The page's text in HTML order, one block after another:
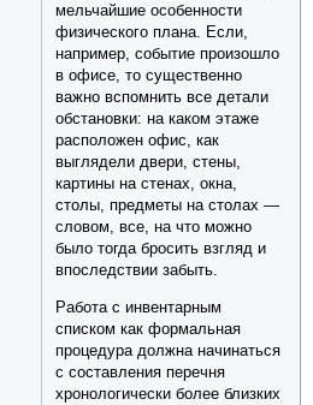
мельчайшие особенности
физического плана. Если,
например, событие произошло
в офисе, то существенно
важно вспомнить все детали
обстановки: на каком этаже
расположен офис, как
выглядели двери, стены,
картины на стенах, окна,
столы, предметы на столах —
словом, все, на что можно
было тогда бросить взгляд и
впоследствии забыть.
Работа с инвентарным
списком как формальная
процедура должна начинаться
с составления перечня
хронологически более близких